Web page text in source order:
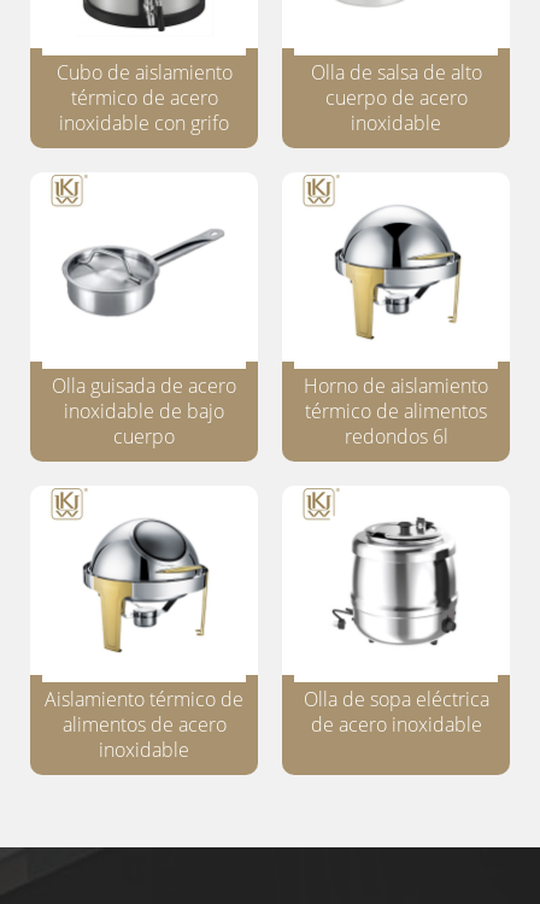
Cubo de aislamiento
térmico de acero
inoxidable con grifo
Olla de salsa de alto
cuerpo de acero
inoxidable
Olla guisada de acero
inoxidable de bajo
cuerpo
Horno de aislamiento
térmico de alimentos
redondos 6l
Aislamiento térmico de
alimentos de acero
inoxidable
Olla de sopa eléctrica
de acero inoxidable